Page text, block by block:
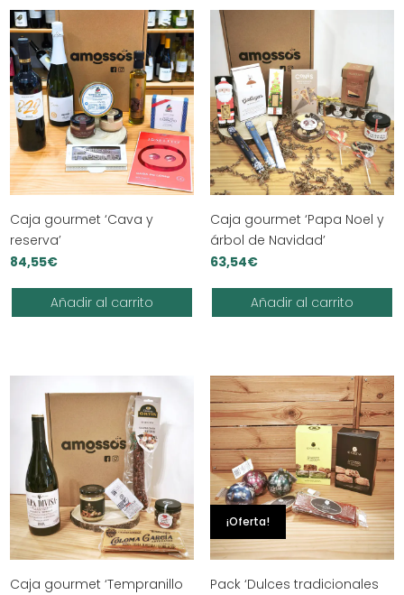
Caja gourmet ‘Cava y
reserva’
84,55€
Añadir al carrito
Caja gourmet ‘Papa Noel y
árbol de Navidad’
63,54€
Añadir al carrito
Caja gourmet ‘Tempranillo
¡Oferta!
Pack ‘Dulces tradicionales